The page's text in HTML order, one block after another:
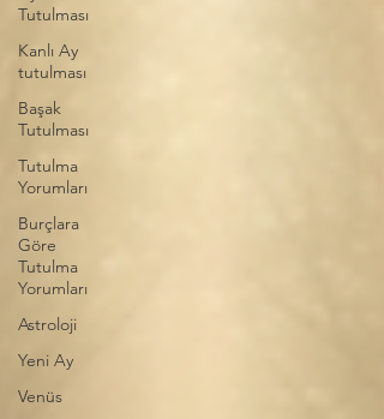
Tutulması
Kanlı Ay
tutulması
Başak
Tutulması
Tutulma
Yorumları
Burçlara
Göre
Tutulma
Yorumları
Astroloji
Yeni Ay
Venüs